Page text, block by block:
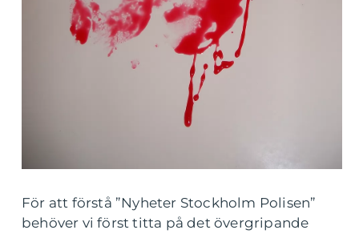
För att förstå ”Nyheter Stockholm Polisen”
behöver vi först titta på det övergripande